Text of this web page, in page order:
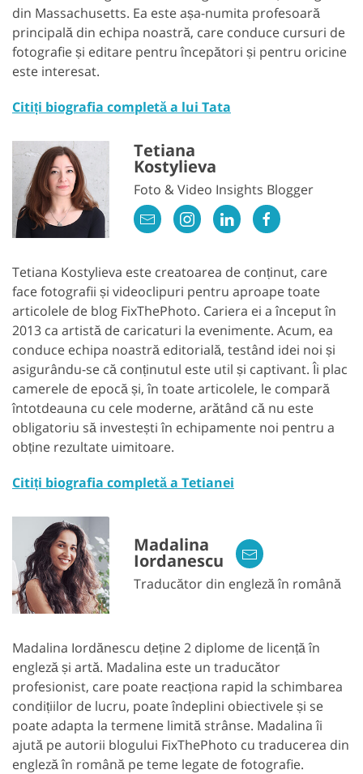
din Massachusetts. Ea este așa-numita profesoară
principală din echipa noastră, care conduce cursuri de
fotografie și editare pentru începători și pentru oricine
este interesat.
Citiți biografia completă a lui Tata
Tetiana
Kostylieva
Foto & Video Insights Blogger
Tetiana Kostylieva este creatoarea de conținut, care
face fotografii și videoclipuri pentru aproape toate
articolele de blog FixThePhoto. Cariera ei a început în
2013 ca artistă de caricaturi la evenimente. Acum, ea
conduce echipa noastră editorială, testând idei noi și
asigurându-se că conținutul este util și captivant. Îi plac
camerele de epocă și, în toate articolele, le compară
întotdeauna cu cele moderne, arătând că nu este
obligatoriu să investești în echipamente noi pentru a
obține rezultate uimitoare.
Citiți biografia completă a Tetianei
Madalina
Iordanescu
Traducător din engleză în română
Madalina Iordănescu deține 2 diplome de licență în
engleză și artă. Madalina este un traducător
profesionist, care poate reacționa rapid la schimbarea
condițiilor de lucru, poate îndeplini obiectivele și se
poate adapta la termene limită strânse. Madalina îi
ajută pe autorii blogului FixThePhoto cu traducerea din
engleză în română pe teme legate de fotografie.